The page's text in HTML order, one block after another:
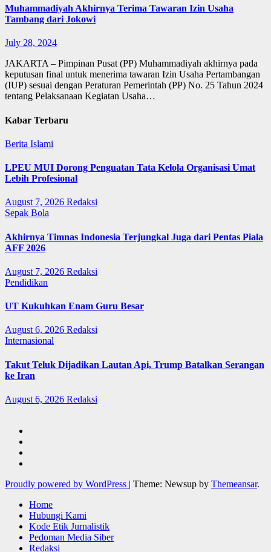
Muhammadiyah Akhirnya Terima Tawaran Izin Usaha
Tambang dari Jokowi
July 28, 2024
JAKARTA – Pimpinan Pusat (PP) Muhammadiyah akhirnya pada
keputusan final untuk menerima tawaran Izin Usaha Pertambangan
(IUP) sesuai dengan Peraturan Pemerintah (PP) No. 25 Tahun 2024
tentang Pelaksanaan Kegiatan Usaha…
Kabar Terbaru
Berita Islami
LPEU MUI Dorong Penguatan Tata Kelola Organisasi Umat
Lebih Profesional
August 7, 2026 Redaksi
Sepak Bola
Akhirnya Timnas Indonesia Terjungkal Juga dari Pentas Piala
AFF 2026
August 7, 2026 Redaksi
Pendidikan
UT Kukuhkan Enam Guru Besar
August 6, 2026 Redaksi
Internasional
Takut Teluk Dijadikan Lautan Api, Trump Batalkan Serangan
ke Iran
August 6, 2026 Redaksi
Proudly powered by WordPress | Theme: Newsup by Themeansar.
Home
Hubungi Kami
Kode Etik Jurnalistik
Pedoman Media Siber
Redaksi